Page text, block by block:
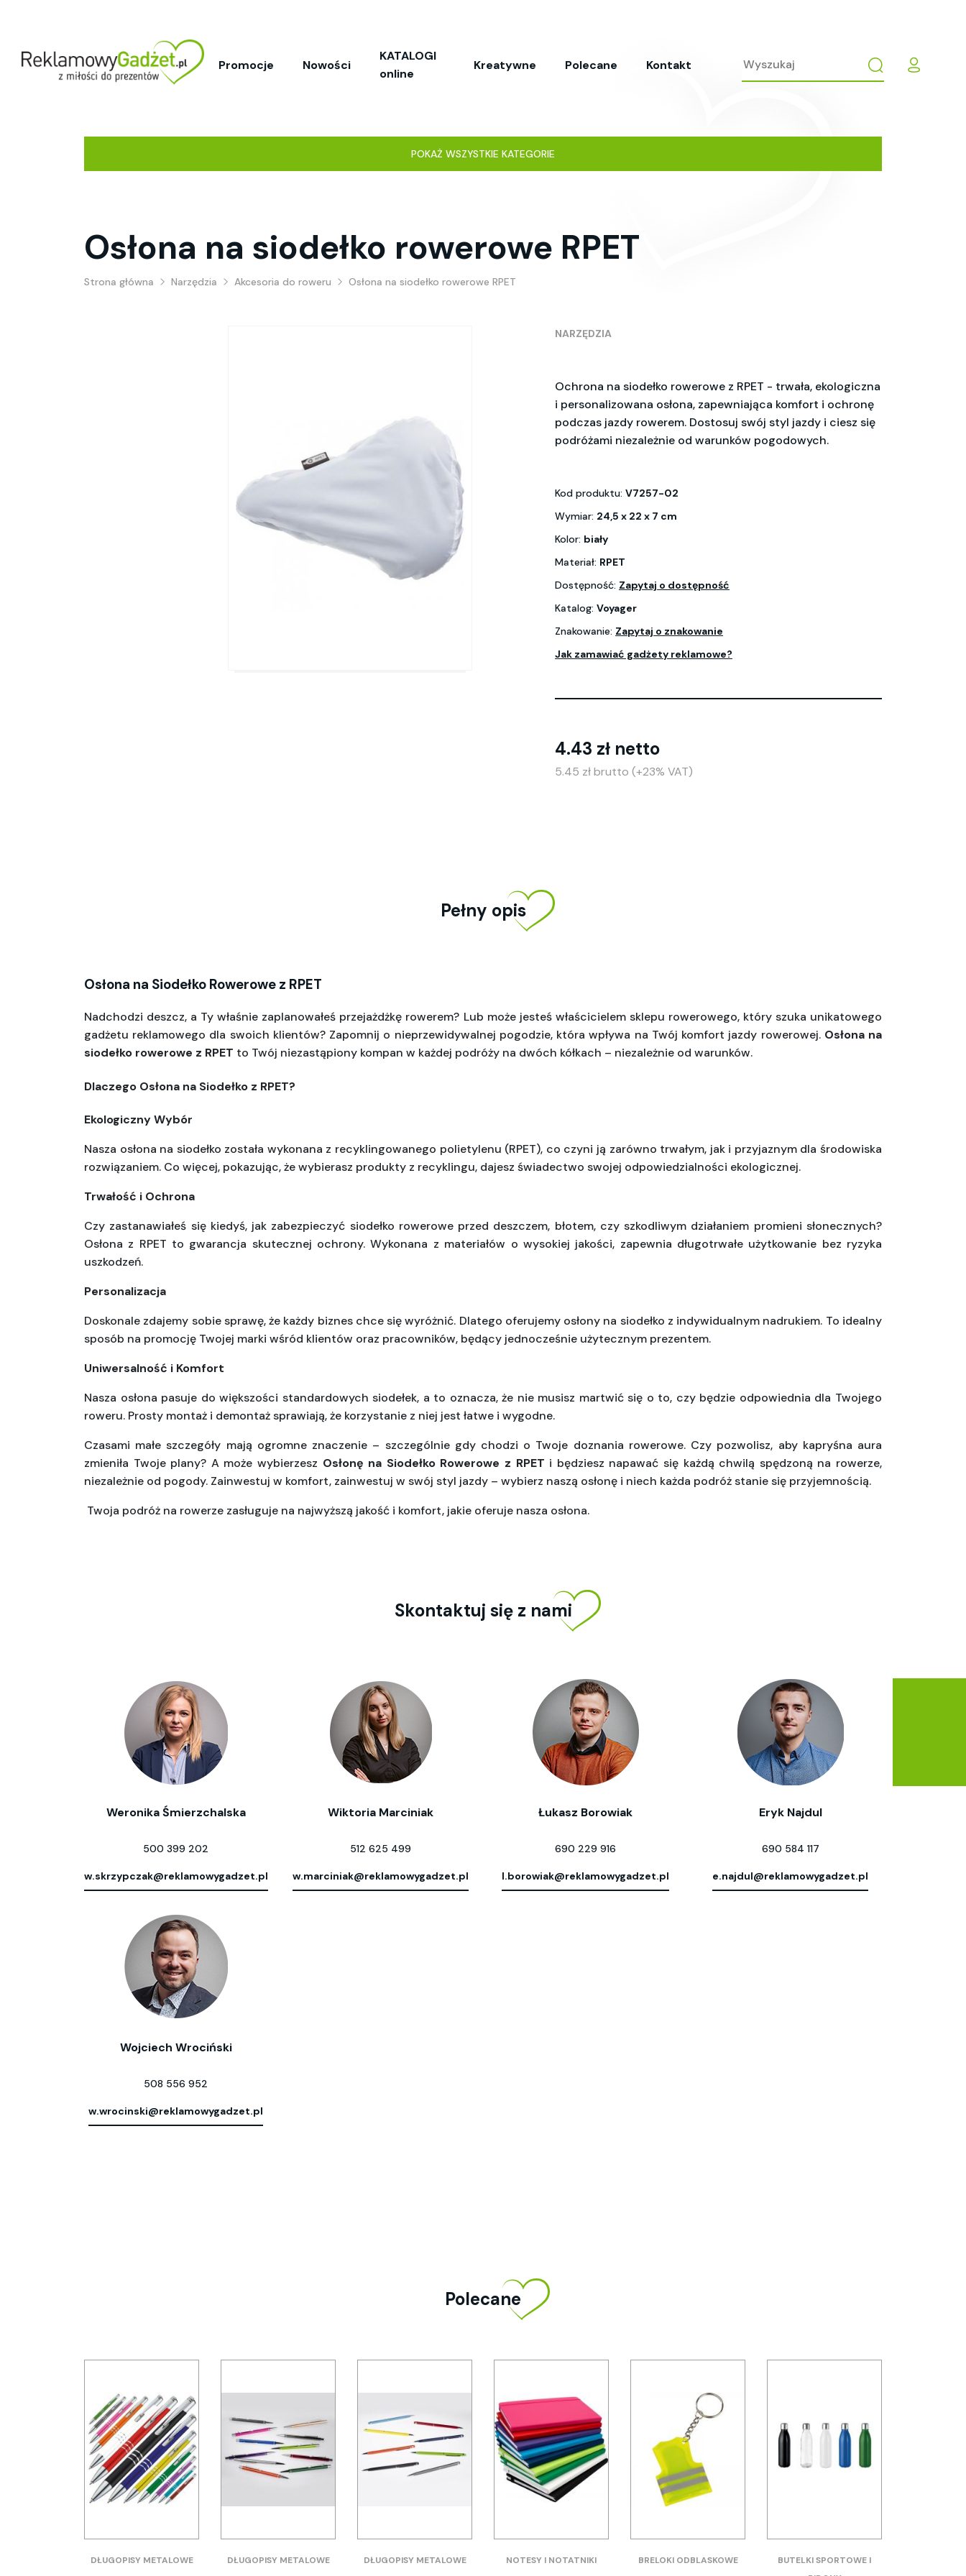
Promocje Nowości
KATALOGI
online
Kreatywne Polecane Kontakt
POKAŻ WSZYSTKIE KATEGORIE
Osłona na siodełko rowerowe RPET
Strona główna Narzędzia Akcesoria do roweru Osłona na siodełko rowerowe RPET
NARZĘDZIA
Ochrona na siodełko rowerowe z RPET - trwała, ekologiczna
i personalizowana osłona, zapewniająca komfort i ochronę
podczas jazdy rowerem. Dostosuj swój styl jazdy i ciesz się
podróżami niezależnie od warunków pogodowych.
Kod produktu: V7257-02
Wymiar: 24,5 x 22 x 7 cm
Kolor: biały
Materiał: RPET
Dostępność: Zapytaj o dostępność
Katalog: Voyager
Znakowanie: Zapytaj o znakowanie
Jak zamawiać gadżety reklamowe?
4.43 zł netto
5.45 zł brutto (+23% VAT)
Pełny opis
Osłona na Siodełko Rowerowe z RPET
Nadchodzi deszcz, a Ty właśnie zaplanowałeś przejażdżkę rowerem? Lub może jesteś właścicielem sklepu rowerowego, który szuka unikatowego
gadżetu reklamowego dla swoich klientów? Zapomnij o nieprzewidywalnej pogodzie, która wpływa na Twój komfort jazdy rowerowej. Osłona na
siodełko rowerowe z RPET to Twój niezastąpiony kompan w każdej podróży na dwóch kółkach – niezależnie od warunków.
Dlaczego Osłona na Siodełko z RPET?
Ekologiczny Wybór
Nasza osłona na siodełko została wykonana z recyklingowanego polietylenu (RPET), co czyni ją zarówno trwałym, jak i przyjaznym dla środowiska
rozwiązaniem. Co więcej, pokazując, że wybierasz produkty z recyklingu, dajesz świadectwo swojej odpowiedzialności ekologicznej.
Trwałość i Ochrona
Czy zastanawiałeś się kiedyś, jak zabezpieczyć siodełko rowerowe przed deszczem, błotem, czy szkodliwym działaniem promieni słonecznych?
Osłona z RPET to gwarancja skutecznej ochrony. Wykonana z materiałów o wysokiej jakości, zapewnia długotrwałe użytkowanie bez ryzyka
uszkodzeń.
Personalizacja
Doskonale zdajemy sobie sprawę, że każdy biznes chce się wyróżnić. Dlatego oferujemy osłony na siodełko z indywidualnym nadrukiem. To idealny
sposób na promocję Twojej marki wśród klientów oraz pracowników, będący jednocześnie użytecznym prezentem.
Uniwersalność i Komfort
Nasza osłona pasuje do większości standardowych siodełek, a to oznacza, że nie musisz martwić się o to, czy będzie odpowiednia dla Twojego
roweru. Prosty montaż i demontaż sprawiają, że korzystanie z niej jest łatwe i wygodne.
Czasami małe szczegóły mają ogromne znaczenie – szczególnie gdy chodzi o Twoje doznania rowerowe. Czy pozwolisz, aby kapryśna aura
zmieniła Twoje plany? A może wybierzesz Osłonę na Siodełko Rowerowe z RPET i będziesz napawać się każdą chwilą spędzoną na rowerze,
niezależnie od pogody. Zainwestuj w komfort, zainwestuj w swój styl jazdy – wybierz naszą osłonę i niech każda podróż stanie się przyjemnością.
Twoja podróż na rowerze zasługuje na najwyższą jakość i komfort, jakie oferuje nasza osłona.
Skontaktuj się z nami
Weronika Śmierzchalska
500 399 202
w.skrzypczak@reklamowygadzet.pl
Wiktoria Marciniak
512 625 499
w.marciniak@reklamowygadzet.pl
Łukasz Borowiak
690 229 916
l.borowiak@reklamowygadzet.pl
Eryk Najdul
690 584 117
e.najdul@reklamowygadzet.pl
Wojciech Wrociński
508 556 952
w.wrocinski@reklamowygadzet.pl
Polecane
DŁUGOPISY METALOWE DŁUGOPISY METALOWE DŁUGOPISY METALOWE NOTESY I NOTATNIKI BRELOKI ODBLASKOWE
BUTELKI SPORTOWE I